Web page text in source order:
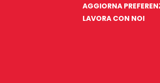
AGGIORNA
LAVORA CON NOI